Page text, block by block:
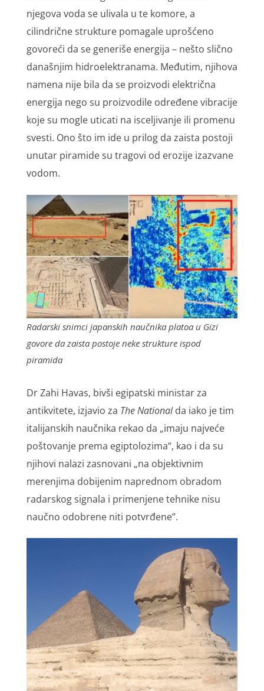
njegova voda se ulivala u te komore, a
cilindrične strukture pomagale uprošćeno
govoreći da se generiše energija – nešto slično
današnjim hidroelektranama. Međutim, njihova
namena nije bila da se proizvodi električna
energija nego su proizvodile određene vibracije
koje su mogle uticati na isceljivanje ili promenu
svesti. Ono što im ide u prilog da zaista postoji
unutar piramide su tragovi od erozije izazvane
vodom.
Radarski snimci japanskih naučnika platoa u Gizi
govore da zaista postoje neke strukture ispod
piramida
Dr Zahi Havas, bivši egipatski ministar za
antikvitete, izjavio za The Nationalda iako je tim
italijanskih naučnika rekao da „imaju najveće
poštovanje prema egiptolozima“, kao i da su
njihovi nalazi zasnovani „na objektivnim
merenjima dobijenim naprednom obradom
radarskog signala i primenjene tehnike nisu
naučno odobrene niti potvrđene”.